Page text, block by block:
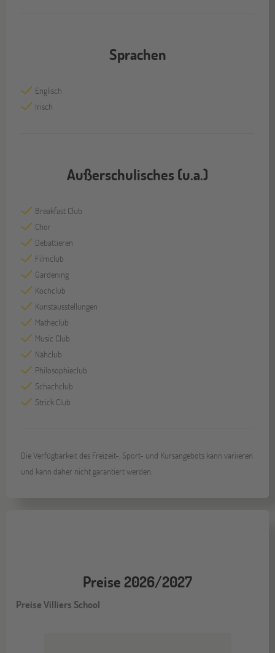
Sprachen
Englisch
Irisch
Außerschulisches (u.a.)
Breakfast Club
Chor
Debattieren
Filmclub
Gardening
Kochclub
Kunstausstellungen
Matheclub
Music Club
Nähclub
Philosophieclub
Schachclub
Strick Club
Die Verfügbarkeit des Freizeit-, Sport- und Kursangebots kann variieren
und kann daher nicht garantiert werden.
Preise 2026/2027
Preise Villiers School